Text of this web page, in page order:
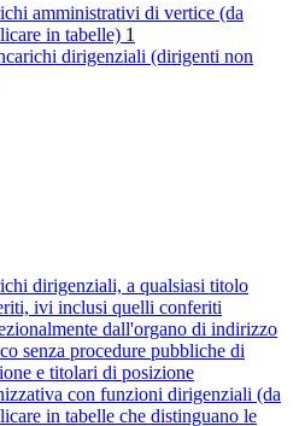
amministrativi di vertice (da
in tabelle) 1
dirigenziali (dirigenti non
dirigenziali, a qualsiasi titolo
ivi inclusi quelli conferiti
dall'organo di indirizzo
senza procedure pubbliche di
e titolari di posizione
con funzioni dirigenziali (da
in tabelle che distinguano le